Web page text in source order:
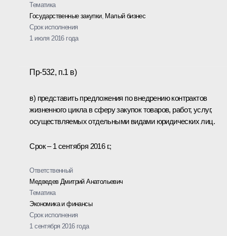
Тематика
Государственные закупки, Малый бизнес
Срок исполнения
1 июля 2016 года
Пр-532, п.1 в)
в) представить предложения по внедрению контрактов
жизненного цикла в сферу закупок товаров, работ, услуг,
осуществляемых отдельными видами юридических лиц.
Срок – 1 сентября 2016 г.;
Ответственный
Медведев Дмитрий Анатольевич
Тематика
Экономика и финансы
Срок исполнения
1 сентября 2016 года